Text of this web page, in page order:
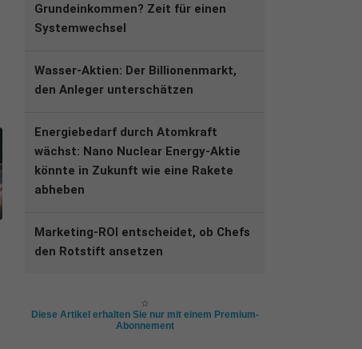
Grundeinkommen? Zeit für einen
Systemwechsel
Wasser-Aktien: Der Billionenmarkt,
den Anleger unterschätzen
Energiebedarf durch Atomkraft
wächst: Nano Nuclear Energy-Aktie
könnte in Zukunft wie eine Rakete
abheben
Marketing-ROI entscheidet, ob Chefs
den Rotstift ansetzen
☆
Diese Artikel erhalten Sie nur mit einem Premium-
Abonnement